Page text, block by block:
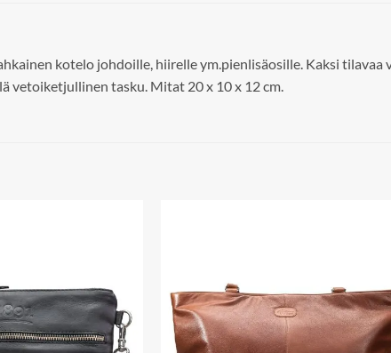
kotelo johdoille, hiirelle ym.pienlisäosille. Kaksi tilavaa
vetoiketjullinen tasku. Mitat 20 x 10 x 12 cm.